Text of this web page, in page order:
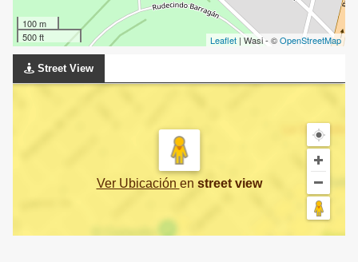
100 m
500 ft
Leaflet | Wasi - ©OpenStreetMap
Street View
Ver Ubicación en street view